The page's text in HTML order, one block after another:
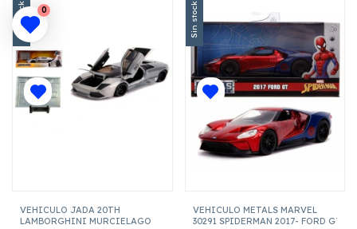
Sin stock
VEHICULO JADA 20TH
LAMBORGHINI MURCIELAGO
Sin stock
VEHICULO METALS MARVEL
30291 SPIDERMAN 2017- FORD GT
0